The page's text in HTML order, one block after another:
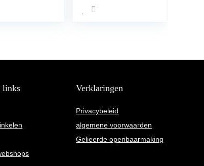
beugels 85 mm
links Verklaringen
Privacybeleid
algemene voorwaarden
Gelieerde openbaarmaking